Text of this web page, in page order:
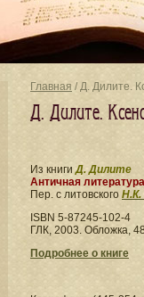
Главная / Д. Дилите.
Д. Дилите.
Из книгиД. Дилите
Античная литература
Пер. с литовского Н.К.
ISBN 5-87245-102-4
ГЛК, 2003. Обложка,
Подробнее о книге